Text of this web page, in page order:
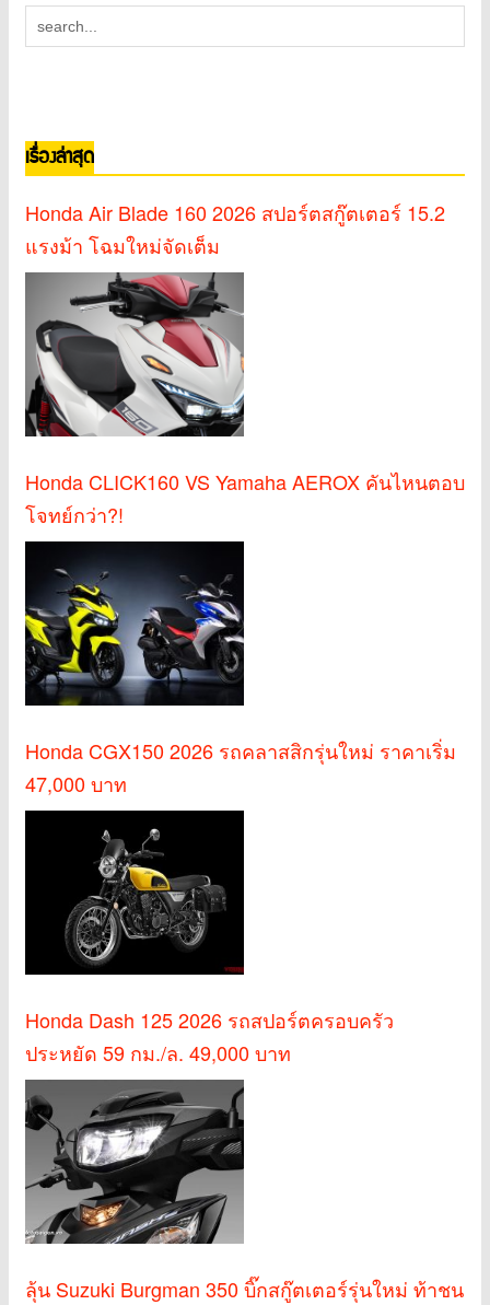
เรื่องล่าสุด
Honda Air Blade 160 2026 สปอร์ตสกู๊ตเตอร์ 15.2
แรงม้า โฉมใหม่จัดเต็ม
Honda CLICK160 VS Yamaha AEROX คันไหนตอบ
โจทย์กว่า?!
Honda CGX150 2026 รถคลาสสิกรุ่นใหม่ ราคาเริ่ม
47,000 บาท
Honda Dash 125 2026 รถสปอร์ตครอบครัว
ประหยัด 59 กม./ล. 49,000 บาท
ลุ้น Suzuki Burgman 350 บิ๊กสกู๊ตเตอร์รุ่นใหม่ ท้าชน